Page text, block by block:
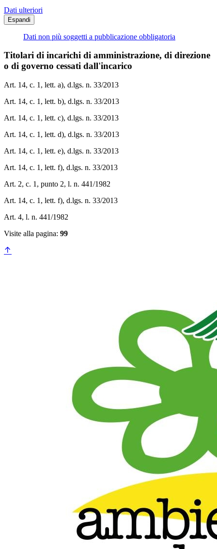
Dati ulteriori
Espandi
Dati non più soggetti a pubblicazione obbligatoria
Titolari di incarichi di amministrazione, di direzione
o di governo cessati dall'incarico
Art. 14, c. 1, lett. a), d.lgs. n. 33/2013
Art. 14, c. 1, lett. b), d.lgs. n. 33/2013
Art. 14, c. 1, lett. c), d.lgs. n. 33/2013
Art. 14, c. 1, lett. d), d.lgs. n. 33/2013
Art. 14, c. 1, lett. e), d.lgs. n. 33/2013
Art. 14, c. 1, lett. f), d.lgs. n. 33/2013
Art. 2, c. 1, punto 2, l. n. 441/1982
Art. 14, c. 1, lett. f), d.lgs. n. 33/2013
Art. 4, l. n. 441/1982
Visite alla pagina: 99